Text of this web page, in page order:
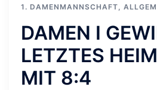
1. DAMENMANNSCHAFT,
DAMEN I
LETZTES
MIT 8:4